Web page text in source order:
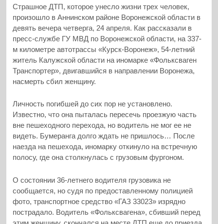
Страшное ДТП, которое унесло жизни трех человек,
произошло в Аннинском районе Воронежской области в
девять вечера четверга, 24 апреля. Как рассказали в
пресс-службе ГУ МВД по Воронежской области, на 337-
м километре автотрассы «Курск-Воронеж», 54-летний
житель Калужской области на иномарке «Фольксваген
Транспортер», двигавшийся в направлении Воронежа,
насмерть сбил женщину.
Личность погибшей до сих пор не установлено.
Известно, что она пыталась пересечь проезжую часть
вне пешеходного перехода, но водитель не мог ее не
видеть. Бумеранга долго ждать не пришлось… После
наезда на пешехода, иномарку откинуло на встречную
полосу, где она столкнулась с грузовым фургоном.
О состоянии 36-летнего водителя грузовика не
сообщается, но судя по предоставленному полицией
фото, транспортное средство «ГАЗ 33023» изрядно
пострадало. Водитель «Фольксвагена», сбивший перед